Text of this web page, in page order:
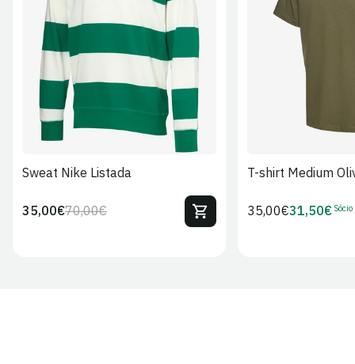
S XL 2XL
Sweat Nike Listada
Preço
70,00€Preço
35,00€
T-shirt Medium
Preço
35,00€Preço
31,50€ Sócio